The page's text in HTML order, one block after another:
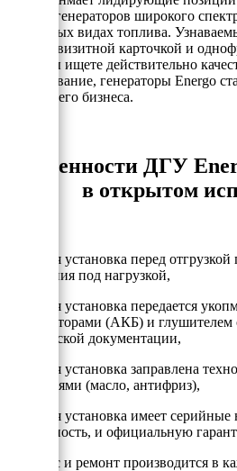
электрогенераторов широкого
различных видах топлива.
явлется визитной карточкой и
Если Вы ищете действительно
оборудование, генераторы Energo
для Вашего бизнеса.
Особенности ДГУ
в открытом
- Каждая установка перед
испытания под нагрузкой,
- Каждая установка передается
аккумулторами (АКБ) и
технической документации,
- Каждая установка заправлена
жидкостями (масло, антифриз),
- Каждая установка имеет
подлинность, и официальную
- Сервис и ремонт производится в